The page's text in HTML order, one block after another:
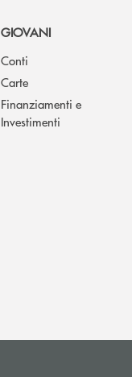
GIOVANI
Conti
Carte
Finanziamenti e
Investimenti